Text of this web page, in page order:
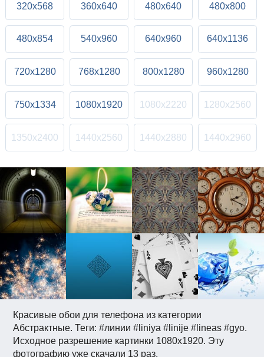
Красивые обои для телефона из категории
Абстрактные. Теги: #линии #liniya #linije #lineas #gyo.
Исходное разрешение картинки 1080x1920. Эту
фотографию уже скачали 13 раз.
320x568 360x640 480x640 480x800
480x854 540x960 640x960 640x1136
720x1280 768x1280 800x1280 960x1280
750x1334 1080x1920 1080x2220 1280x2560
1350x2400 1440x2560 1440x2880 1440x2960